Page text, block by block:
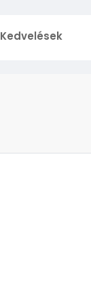
Kedvelések